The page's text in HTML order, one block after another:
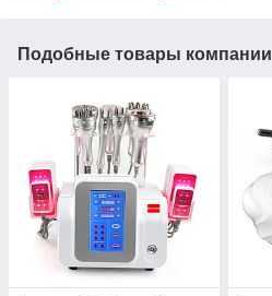
Подобные товары компании